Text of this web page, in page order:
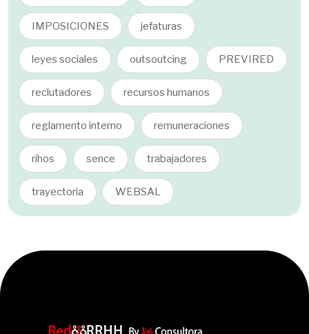
IMPOSICIONES jefaturas
leyes sociales outsoutcing PREVIRED
reclutadores recursos humanos
reglamento interno remuneraciones
rihos sence trabajadores
trayectoria WEBSAL